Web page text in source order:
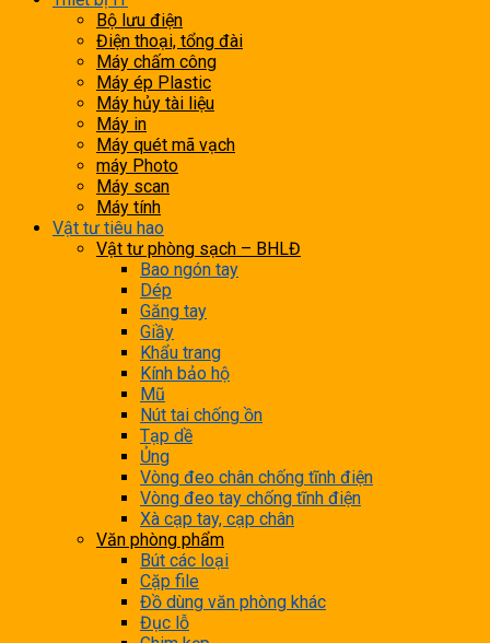
Bộ lưu điện
Điện thoại, tổng đài
Máy chấm công
Máy ép Plastic
Máy hủy tài liệu
Máy in
Máy quét mã vạch
máy Photo
Máy scan
Máy tính
Vật tư tiêu hao
Vật tư phòng sạch – BHLĐ
Bao ngón tay
Dép
Găng tay
Giầy
Khẩu trang
Kính bảo hộ
Mũ
Nút tai chống ồn
Tạp dề
Ủng
Vòng đeo chân chống tĩnh điện
Vòng đeo tay chống tĩnh điện
Xà cạp tay, cạp chân
Văn phòng phẩm
Bút các loại
Cặp file
Đồ dùng văn phòng khác
Đục lỗ